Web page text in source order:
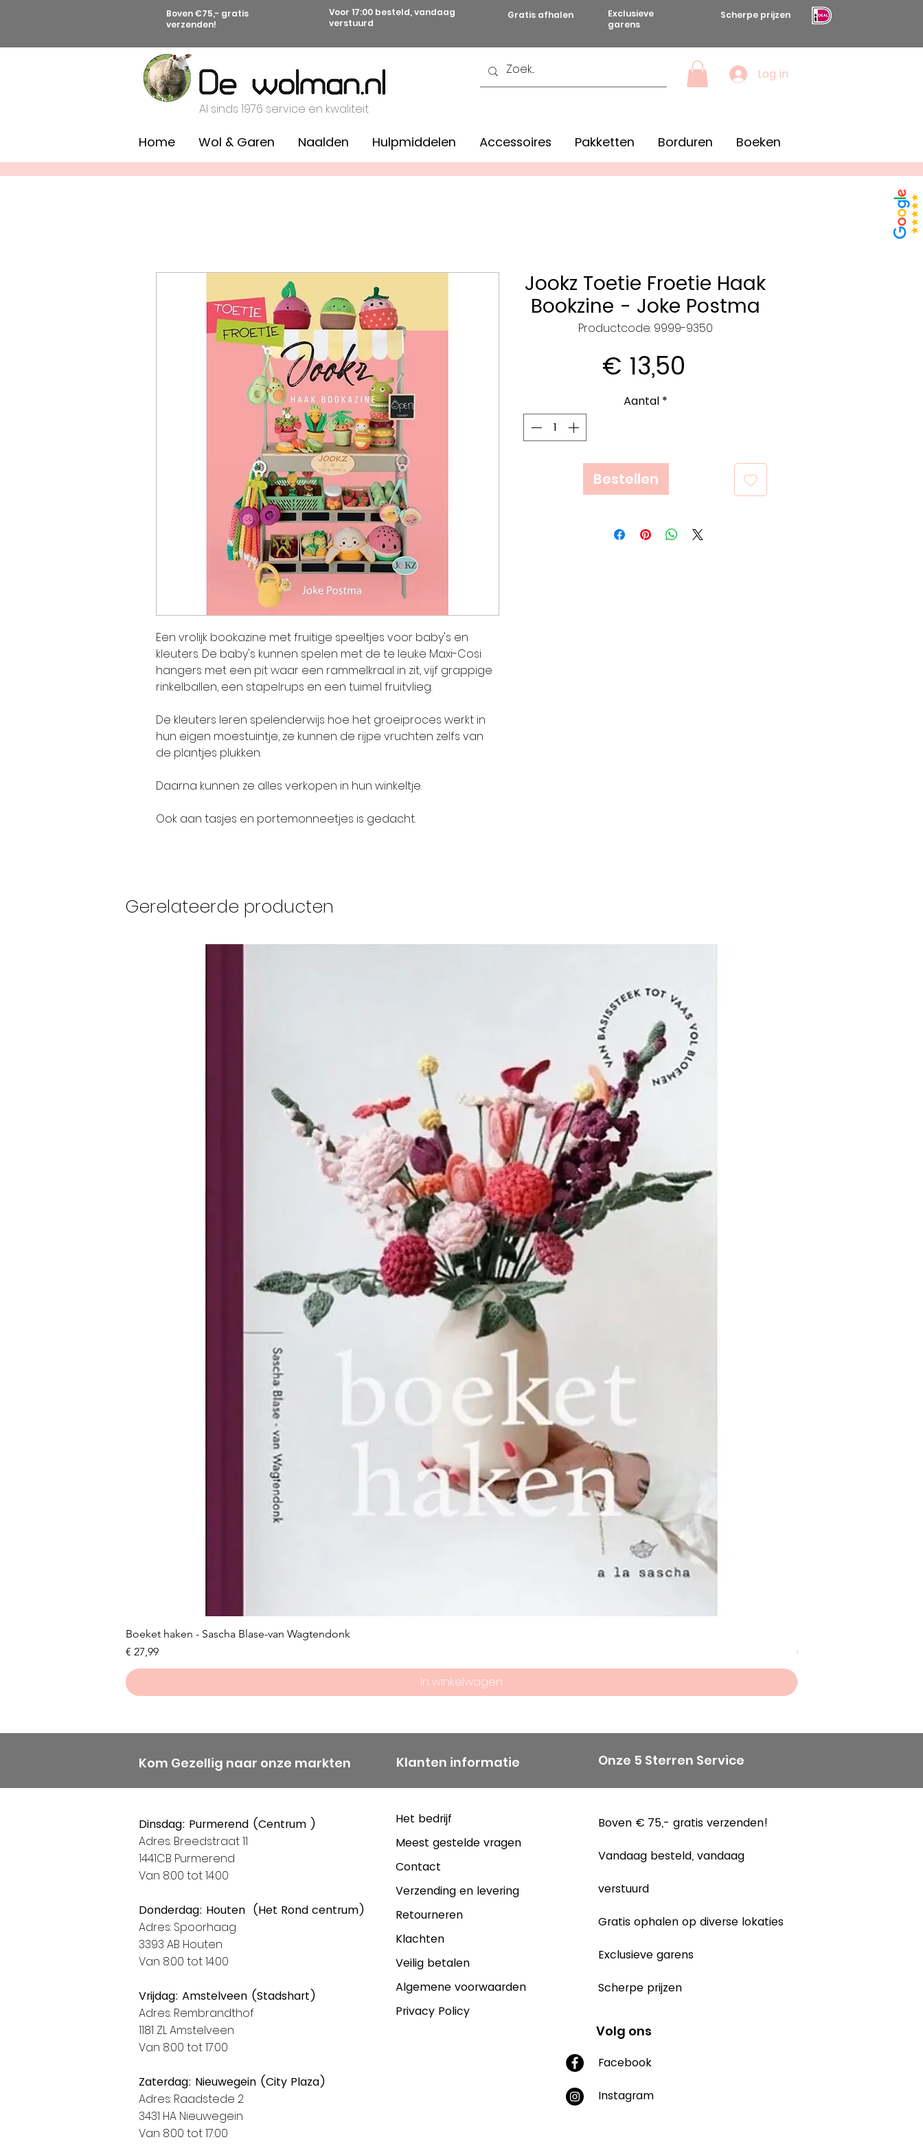
Boven €75,- gratis
verzenden!
Voor 17:00 besteld, vandaag
verstuurd
Gratis afhalen
Exclusieve
garens
Scherpe prijzen
Al sinds 1976 service en kwaliteit
Log in
Home Wol & Garen Naalden Hulpmiddelen Accessoires Pakketten Borduren Boeken
Een vrolijk bookazine met fruitige speeltjes voor baby's en
kleuters. De baby's kunnen spelen met de te leuke Maxi-Cosi
hangers met een pit waar een rammelkraal in zit, vijf grappige
rinkelballen, een stapelrups en een tuimel fruitvlieg.
De kleuters leren spelenderwijs hoe het groeiproces werkt in
hun eigen moestuintje, ze kunnen de rijpe vruchten zelfs van
de plantjes plukken.
Daarna kunnen ze alles verkopen in hun winkeltje.
Ook aan tasjes en portemonneetjes is gedacht.
Jookz Toetie Froetie Haak
Bookzine - Joke Postma
Productcode: 9999-9350
€ 13,50
Aantal *
Bestellen
Gerelateerde producten
Boeket haken - Sascha Blase-van Wagtendonk
Prijs
€ 27,99
In winkelwagen
Prijs
€ 8,50
Kom Gezellig naar onze markten Klanten informatie Onze 5 Sterren Service
Dinsdag: Purmerend (Centrum )
Adres: Breedstraat 11
1441CB Purmerend
Van 8:00 tot 14:00
Donderdag: Houten (Het Rond centrum)
Adres: Spoorhaag
3393 AB Houten
Van 8:00 tot 14:00
Vrijdag: Amstelveen (Stadshart)
Adres: Rembrandthof
1181 ZL Amstelveen
Van 8:00 tot 17:00
Zaterdag: Nieuwegein (City Plaza)
Adres: Raadstede 2
3431 HA Nieuwegein
Van 8:00 tot 17:00
Het bedrijf
Meest gestelde vragen
Contact
Verzending en levering
Retourneren
Klachten
Veilig betalen
Algemene voorwaarden
Privacy Policy
Boven € 75,- gratis verzenden!
Vandaag besteld, vandaag
verstuurd
Gratis ophalen op diverse lokaties
Exclusieve garens
Scherpe prijzen
Volg ons
Facebook
Instagram